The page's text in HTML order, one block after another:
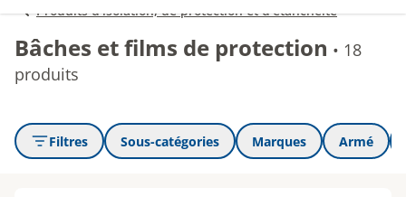
Produits d'isolation, de protection et d'étanchéité
Bâches et films de protection • 18
produits
Filtres Sous-catégories Marques Armé